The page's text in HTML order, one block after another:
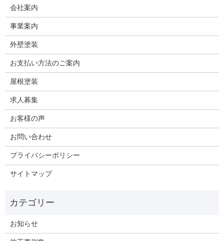
会社案内
事業案内
外壁塗装
お支払い方法のご案内
屋根塗装
求人募集
お客様の声
お問い合わせ
プライバシーポリシー
サイトマップ
お知らせ